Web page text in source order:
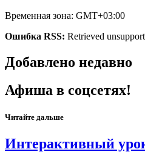
Временная зона: GMT+03:00
Ошибка RSS: Retrieved
Добавлено недавно
Афиша в соцсетях!
Читайте дальше
Интерактивный